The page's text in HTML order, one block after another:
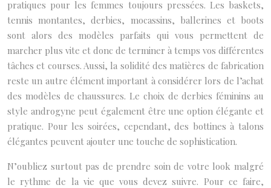
pratiques pour les femmes toujours pressées. Les baskets,
tennis montantes, derbies, mocassins, ballerines et boots
sont alors des modèles parfaits qui vous permettent de
marcher plus vite et donc de terminer à temps vos différentes
tâches et courses. Aussi, la solidité des matières de fabrication
reste un autre élément important à considérer lors de l’achat
des modèles de chaussures. Le choix de derbies féminins au
style androgyne peut également être une option élégante et
pratique. Pour les soirées, cependant, des bottines à talons
élégantes peuvent ajouter une touche de sophistication.
N’oubliez surtout pas de prendre soin de votre look malgré
le rythme de la vie que vous devez suivre. Pour ce faire,